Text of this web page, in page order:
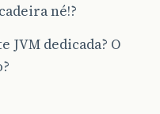
né!?
JVM dedicada? O